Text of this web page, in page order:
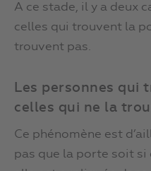
A ce stade, il y a deux
celles qui trouvent la
trouvent pas.
Les personnes qui
celles qui ne la
Ce phénomène est
pas que la porte soit si